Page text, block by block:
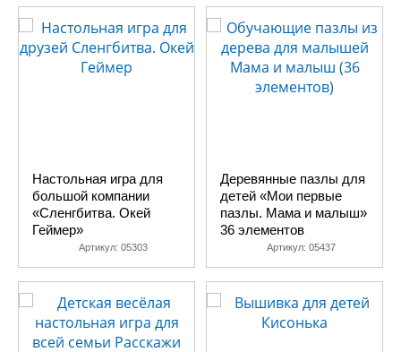
Настольная игра для
большой компании
«Сленгбитва. Окей
Геймер»
Артикул: 05303
Деревянные пазлы для
детей «Мои первые
пазлы. Мама и малыш»
36 элементов
Артикул: 05437